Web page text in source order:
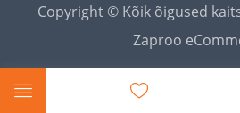
Copyright © Kõik õigused
Zaproo